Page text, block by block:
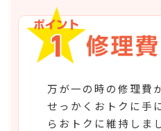
万が一の時の修理費
せっかくおトクに手
らおトクに維持しま